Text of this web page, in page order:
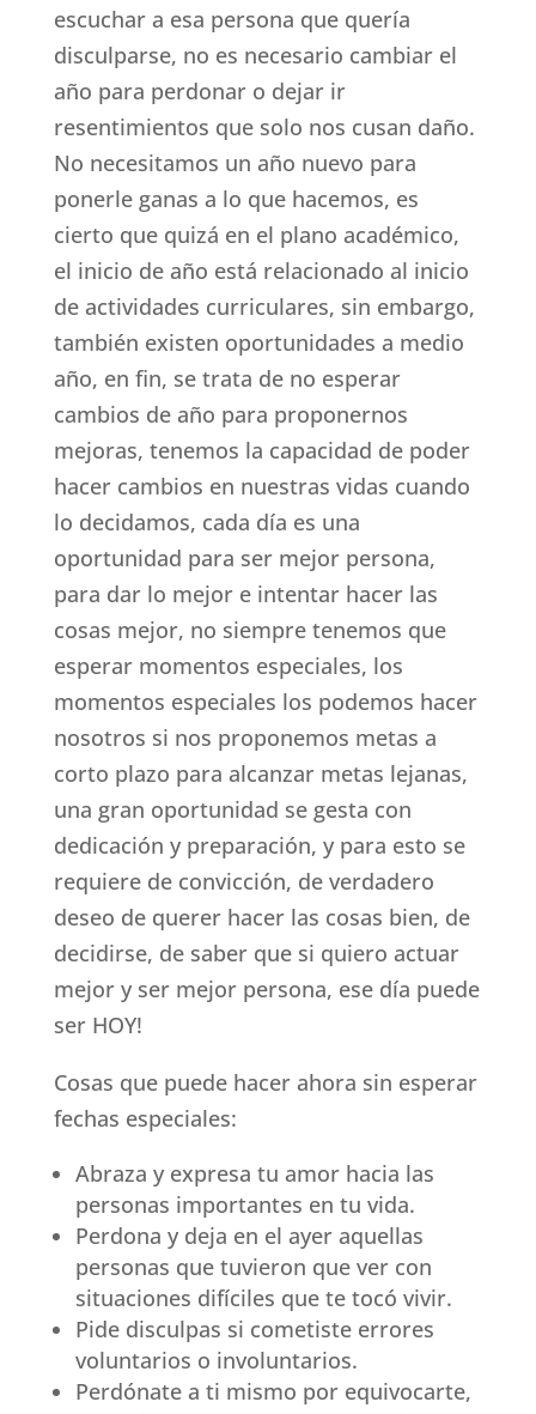
escuchar a esa persona que quería
disculparse, no es necesario cambiar el
año para perdonar o dejar ir
resentimientos que solo nos cusan daño.
No necesitamos un año nuevo para
ponerle ganas a lo que hacemos, es
cierto que quizá en el plano académico,
el inicio de año está relacionado al inicio
de actividades curriculares, sin embargo,
también existen oportunidades a medio
año, en fin, se trata de no esperar
cambios de año para proponernos
mejoras, tenemos la capacidad de poder
hacer cambios en nuestras vidas cuando
lo decidamos, cada día es una
oportunidad para ser mejor persona,
para dar lo mejor e intentar hacer las
cosas mejor, no siempre tenemos que
esperar momentos especiales, los
momentos especiales los podemos hacer
nosotros si nos proponemos metas a
corto plazo para alcanzar metas lejanas,
una gran oportunidad se gesta con
dedicación y preparación, y para esto se
requiere de convicción, de verdadero
deseo de querer hacer las cosas bien, de
decidirse, de saber que si quiero actuar
mejor y ser mejor persona, ese día puede
ser HOY!
Cosas que puede hacer ahora sin esperar
fechas especiales:
Abraza y expresa tu amor hacia las
personas importantes en tu vida.
Perdona y deja en el ayer aquellas
personas que tuvieron que ver con
situaciones difíciles que te tocó vivir.
Pide disculpas si cometiste errores
voluntarios o involuntarios.
Perdónate a ti mismo por equivocarte,